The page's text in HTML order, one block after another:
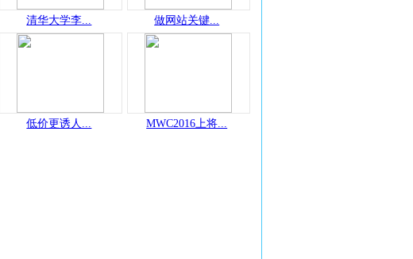
清华大学李... 做网站关键...
低价更诱人... MWC2016上将...